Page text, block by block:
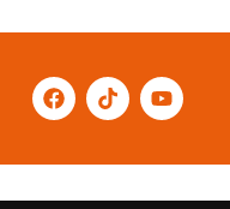
F
a
b
o
T
i
o
k
Y
o
u
b